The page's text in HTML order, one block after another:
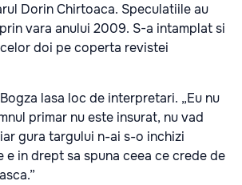
Dorin Chirtoaca. Speculatiile au
vara anului 2009. S-a intamplat si
doi pe coperta revistei
lasa loc de interpretari. „Eu nu
primar nu este insurat, nu vad
gura targului n-ai s-o inchizi
e in drept sa spuna ceea ce crede de